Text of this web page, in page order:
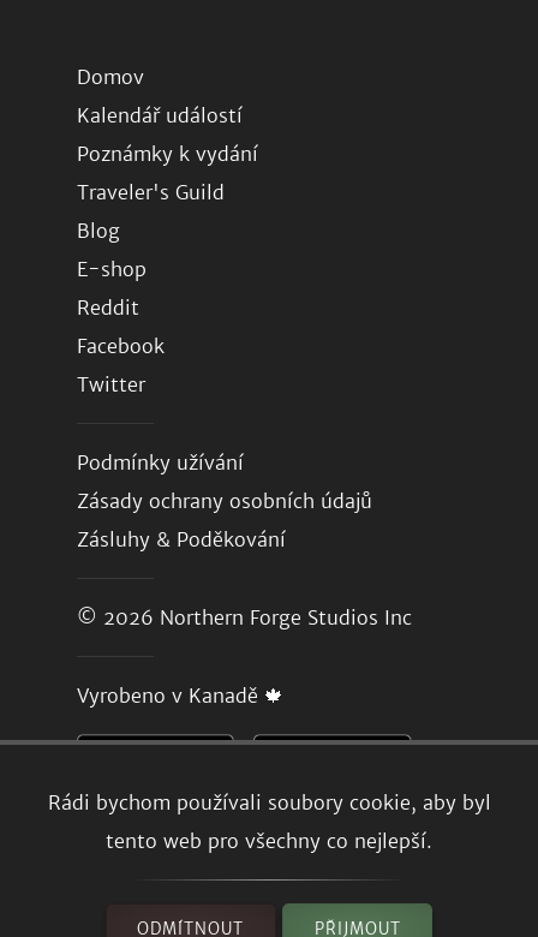
Rádi bychom používali soubory cookie, aby byl
tento web pro všechny co nejlepší.
ODMÍTNOUT PŘIJMOUT
Domov
Kalendář událostí
Poznámky k vydání
Traveler's Guild
Blog
E-shop
Reddit
Facebook
Twitter
Podmínky užívání
Zásady ochrany osobních údajů
Zásluhy & Poděkování
© 2026 Northern Forge Studios Inc
Vyrobeno v Kanadě 🍁